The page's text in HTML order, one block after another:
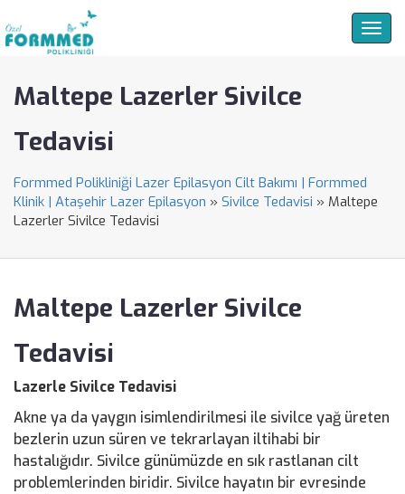
Maltepe Lazerler Sivilce
Tedavisi
Formmed Polikliniği Lazer Epilasyon Cilt Bakımı | Formmed
Klinik | Ataşehir Lazer Epilasyon » Sivilce Tedavisi » Maltepe
Lazerler Sivilce Tedavisi
Maltepe Lazerler Sivilce
Tedavisi
Lazerle Sivilce Tedavisi
Akne ya da yaygın isimlendirilmesi ile sivilce yağ üreten
bezlerin uzun süren ve tekrarlayan iltihabi bir
hastalığıdır. Sivilce günümüzde en sık rastlanan cilt
problemlerinden biridir. Sivilce hayatın bir evresinde